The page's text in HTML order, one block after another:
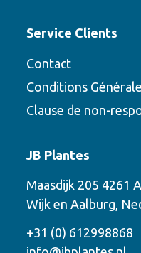
options
Service Clients
Contact
Conditions
Clause de non-
JB Plantes
Maasdijk 205 4261
Wijk en Aalburg,
+31 (0) 612998868